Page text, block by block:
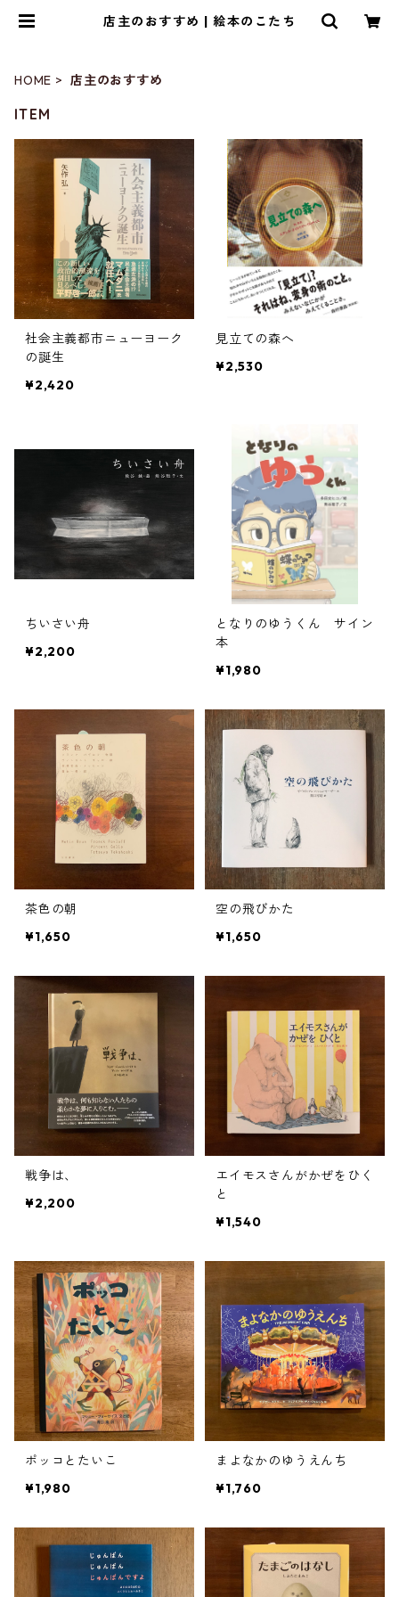
店主のおすすめ | 絵本のこたち
HOME 店主のおすすめ
ITEM
社会主義都市ニューヨーク
の誕生
¥2,420
見立ての森へ
¥2,530
ちいさい舟
¥2,200
となりのゆうくん サイン
本
¥1,980
茶色の朝
¥1,650
空の飛びかた
¥1,650
戦争は、
¥2,200
エイモスさんがかぜをひく
と
¥1,540
ポッコとたいこ
¥1,980
まよなかのゆうえんち
¥1,760